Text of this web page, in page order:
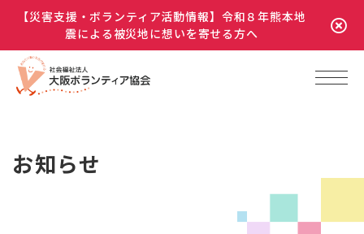
【災害支援・ボランティア活動情報】令和８年熊本地
震による被災地に想いを寄せる方へ
お知らせ